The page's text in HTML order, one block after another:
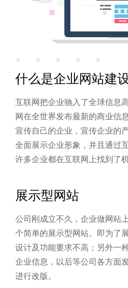
什么是企业网站建
互联网把企业驰入了全球信息
网在全世界发布最新的商业信
宣传自己的企业，宣传企业的
全面展示企业形象，并且通过
许多企业都在互联网上找到了
展示型网站
公司刚成立不久，企业做网站
个简单的展示型网站。即为了
设计及功能要求不高；另外一
企业信息，以后等公司各方面
进行改版。